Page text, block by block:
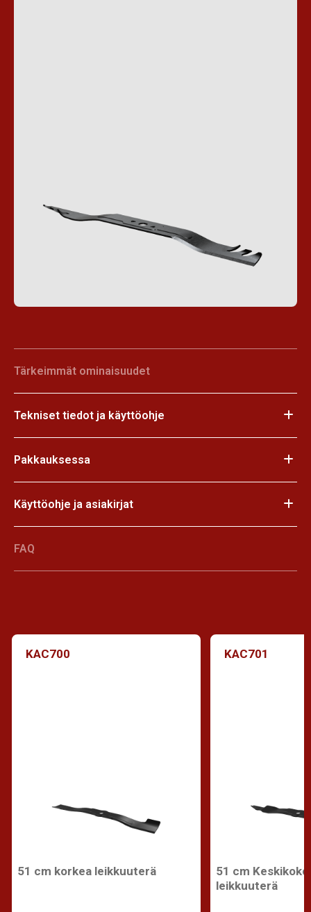
Tärkeimmät ominaisuudet
Tekniset tiedot ja käyttöohje
Pakkauksessa
Käyttöohje ja asiakirjat
FAQ
KAC700
51 cm korkea leikkuuterä
KAC701
51 cm
leikkuuterä